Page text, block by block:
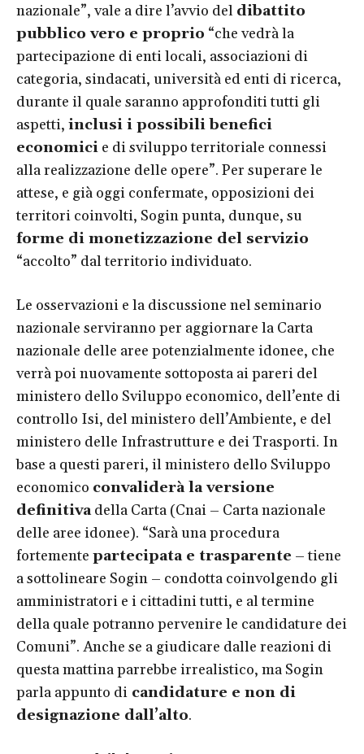
nazionale”, vale a dire l’avvio del dibattito
pubblico vero e proprio “che vedrà la
partecipazione di enti locali, associazioni di
categoria, sindacati, università ed enti di ricerca,
durante il quale saranno approfonditi tutti gli
aspetti, inclusi i possibili benefici
economici e di sviluppo territoriale connessi
alla realizzazione delle opere”. Per superare le
attese, e già oggi confermate, opposizioni dei
territori coinvolti, Sogin punta, dunque, su
forme di monetizzazione del servizio
“accolto” dal territorio individuato.
Le osservazioni e la discussione nel seminario
nazionale serviranno per aggiornare la Carta
nazionale delle aree potenzialmente idonee, che
verrà poi nuovamente sottoposta ai pareri del
ministero dello Sviluppo economico, dell’ente di
controllo Isi, del ministero dell’Ambiente, e del
ministero delle Infrastrutture e dei Trasporti. In
base a questi pareri, il ministero dello Sviluppo
economico convaliderà la versione
definitivadella Carta (Cnai – Carta nazionale
delle aree idonee). “Sarà una procedura
fortemente partecipata e trasparente – tiene
a sottolineare Sogin – condotta coinvolgendo gli
amministratori e i cittadini tutti, e al termine
della quale potranno pervenire le candidature dei
Comuni”. Anche se a giudicare dalle reazioni di
questa mattina parrebbe irrealistico, ma Sogin
parla appunto di candidature e non di
designazione dall’alto.